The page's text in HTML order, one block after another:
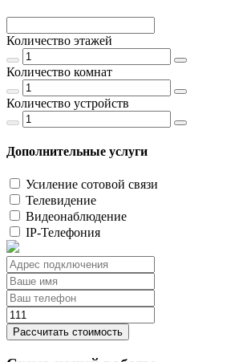
Количество этажей
Количество комнат
Количество устройств
Дополнительные услуги
Усиление сотовой связи
Телевидение
Видеонаблюдение
IP-Телефония
Рассчитать стоимость